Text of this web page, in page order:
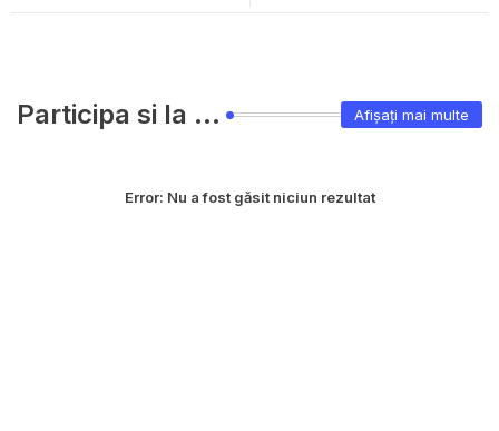
Participa si la ... Afișați mai multe
Error: Nu a fost găsit niciun rezultat